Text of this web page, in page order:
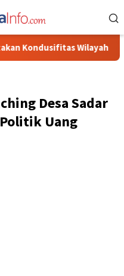
Samapta Polres Toraja
Desa Sadar
Uang